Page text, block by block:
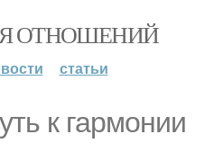
ОТНОШЕНИЙ
статьи
к гармонии